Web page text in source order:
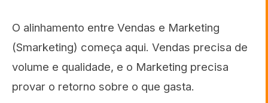
O alinhamento entre Vendas e Marketing
(Smarketing) começa aqui. Vendas precisa de
volume e qualidade, e o Marketing precisa
provar o retorno sobre o que gasta.